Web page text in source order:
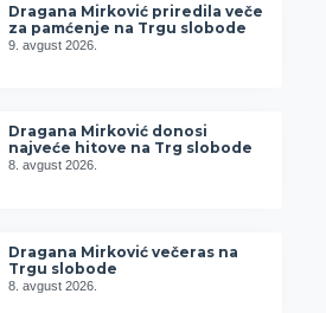
Dragana Mirković priredila veče
za pamćenje na Trgu slobode
9. avgust 2026.
Dragana Mirković donosi
najveće hitove na Trg slobode
8. avgust 2026.
Dragana Mirković večeras na
Trgu slobode
8. avgust 2026.